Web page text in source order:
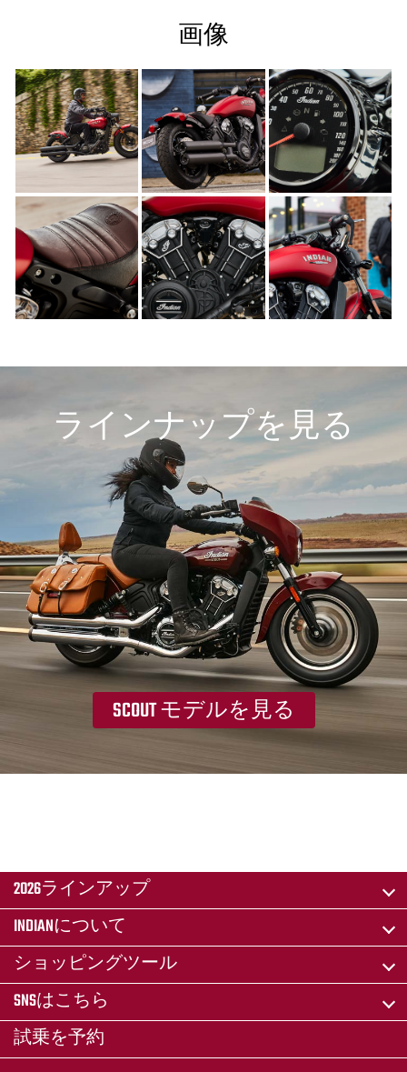
画像
ラインナップを見る
SCOUT モデルを見る
2026ラインアップ
INDIANについて
ショッピングツール
SNSはこちら
試乗を予約